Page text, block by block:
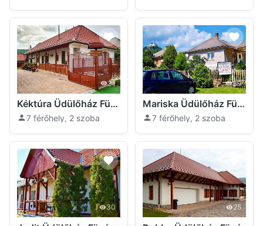
31
Kéktúra Üdülőház Füzér
7 férőhely, 2 szoba
39
Mariska Üdülőház Füzér
7 férőhely, 2 szoba
30 25